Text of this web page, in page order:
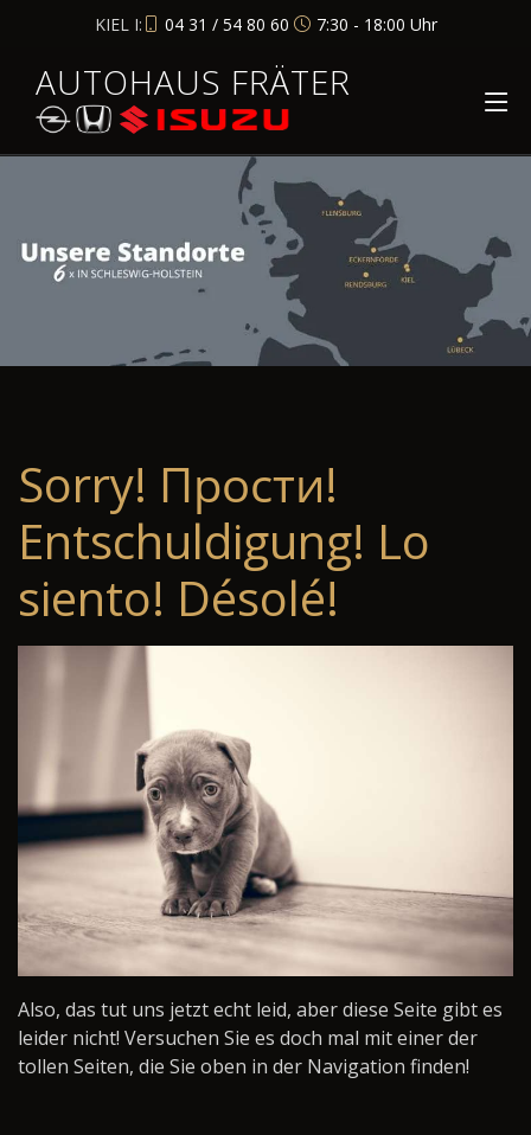
KIEL I: 04 31 / 54 80 60 7:30 - 18:00 Uhr
AUTOHAUS FRÄTER
Sorry! Прости!
Entschuldigung! Lo
siento! Désolé!
Also, das tut uns jetzt echt leid, aber diese Seite gibt es
leider nicht! Versuchen Sie es doch mal mit einer der
tollen Seiten, die Sie oben in der Navigation finden!